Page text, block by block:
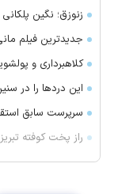
زنوزق؛ نگین پلکانی
جدیدترین فیلم
کلاهبرداری و
این درد‌ها را در
سرپرست سابق
راز پخت کوفته